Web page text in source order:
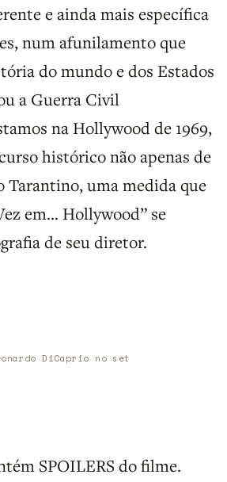
e ainda mais específica
num afunilamento que
do mundo e dos Estados
a Guerra Civil
na Hollywood de 1969,
histórico não apenas de
Tarantino, uma medida que
em… Hollywood” se
de seu diretor.
DiCaprio no set
SPOILERS do filme.